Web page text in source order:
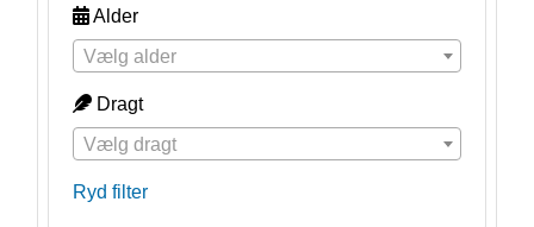
Alder
Vælg alder
Dragt
Vælg dragt
Ryd filter